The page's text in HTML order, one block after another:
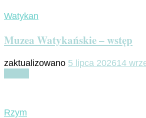
Watykan
Muzea Watykańskie – wstęp
zaktualizowano 5 lipca 202614
Rzym